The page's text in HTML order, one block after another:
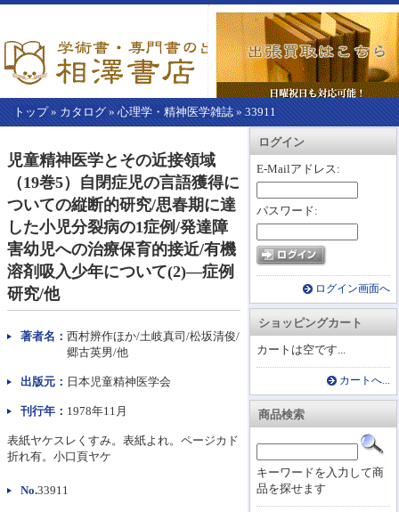
トップ» カタログ » 心理学・精神医学雑誌 » 33911
カートを見る
ログイン
E-Mailアドレス:
パスワード:
ログイン画面へ
ショッピングカート
カートは空です...
カートへ...
商品検索
キーワードを入力して商
品を探せます
こ
か
本
文】
児童精神医学とその近接領域
（19巻5）自閉症児の言語獲得に
ついての縦断的研究/思春期に達
した小児分裂病の1症例/発達障
害幼児への治療保育的接近/有機
溶剤吸入少年について(2)―症例
研究/他
著者名： 西村辨作ほか/土岐真司/松坂清俊/
郷古英男/他
出版元： 日本児童精神医学会
刊行年： 1978年11月
表紙ヤケスレくすみ。表紙よれ。ページカド
折れ有。小口頁ヤケ
No.33911